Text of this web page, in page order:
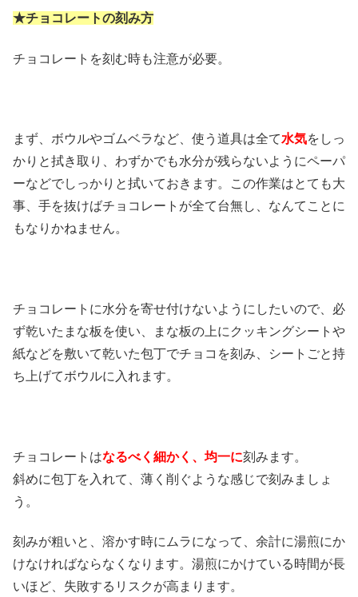
★チョコレートの刻み方
チョコレートを刻む時も注意が必要。
まず、ボウルやゴムベラなど、使う道具は全て水気をしっ
かりと拭き取り、わずかでも水分が残らないようにペーパ
ーなどでしっかりと拭いておきます。この作業はとても大
事、手を抜けばチョコレートが全て台無し、なんてことに
もなりかねません。
チョコレートに水分を寄せ付けないようにしたいので、必
ず乾いたまな板を使い、まな板の上にクッキングシートや
紙などを敷いて乾いた包丁でチョコを刻み、シートごと持
ち上げてボウルに入れます。
チョコレートはなるべく細かく、均一に刻みます。
斜めに包丁を入れて、薄く削ぐような感じで刻みましょ
う。
刻みが粗いと、溶かす時にムラになって、余計に湯煎にか
けなければならなくなります。湯煎にかけている時間が長
いほど、失敗するリスクが高まります。